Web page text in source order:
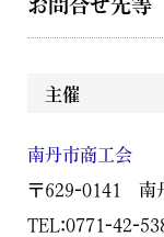
お問合せ先等
主催
南丹市商工会
〒629-0141 南
TEL:0771-42-